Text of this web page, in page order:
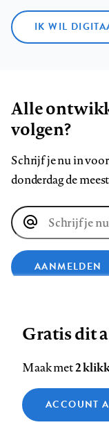
IK WIL
Alle
volgen?
Schrijf je nu in
donderdag de
E-
mailadres
AANMELDEN
op
Facebook
op
LinkedIn
op
Footer
Contact Colofon
Zie onze cookie policy
Analytische cookies
Gratis dit
Maak met2
ACCOUNT